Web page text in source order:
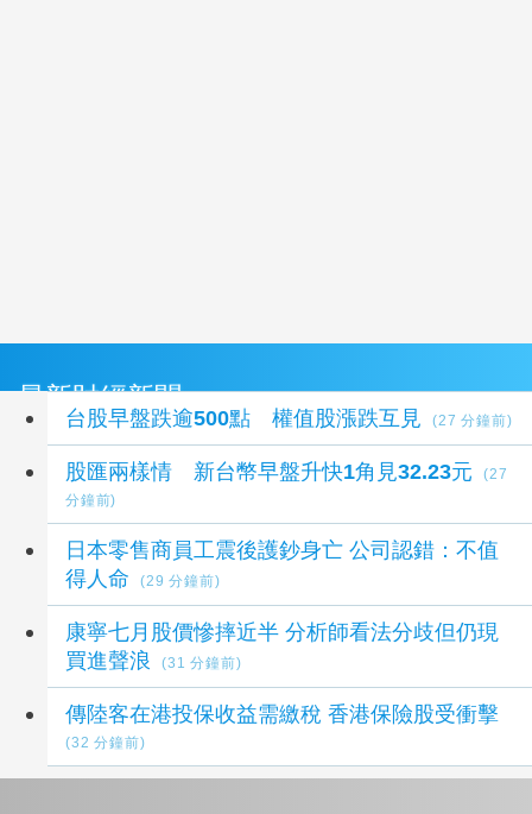
最新財經新聞
台股早盤跌逾500點 權值股漲跌互見 (27 分鐘前)
股匯兩樣情 新台幣早盤升快1角見32.23元
(27
分鐘前)
日本零售商員工震後護鈔身亡 公司認錯：不值
得人命
(29 分鐘前)
康寧七月股價慘摔近半 分析師看法分歧但仍現
買進聲浪
(31 分鐘前)
傳陸客在港投保收益需繳稅 香港保險股受衝擊
(32 分鐘前)